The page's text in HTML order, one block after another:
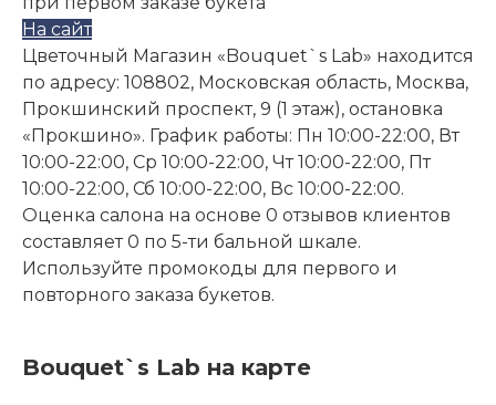
На сайт
Цветочный Магазин «Bouquet`s Lab» находится
по адресу: 108802, Московская область, Москва,
Прокшинский проспект, 9 (1 этаж), остановка
«Прокшино». График работы: Пн 10:00-22:00, Вт
10:00-22:00, Ср 10:00-22:00, Чт 10:00-22:00, Пт
10:00-22:00, Сб 10:00-22:00, Вс 10:00-22:00.
Оценка салона на основе 0 отзывов клиентов
составляет 0 по 5-ти бальной шкале.
Используйте промокоды для первого и
повторного заказа букетов.
Bouquet`s Lab на карте